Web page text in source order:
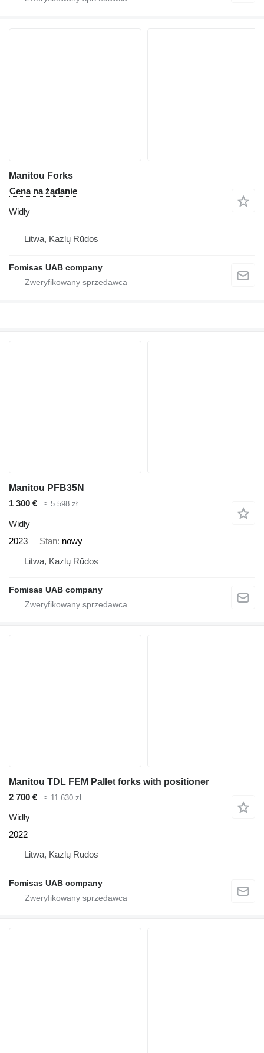
Manitou Forks
Cena na żądanie
Widły
Litwa, Kazlų Rūdos
Fomisas UAB company
Manitou PFB35N
1 300 €
≈ 5 598 zł
Widły
2023
Stan nowy
Litwa, Kazlų Rūdos
Fomisas UAB company
Manitou TDL FEM Pallet forks with positioner
2 700 €
≈ 11 630 zł
Widły
2022
Litwa, Kazlų Rūdos
Fomisas UAB company